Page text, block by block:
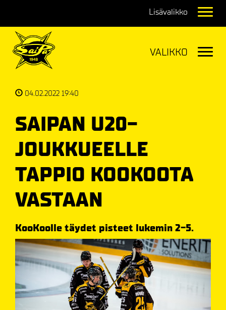
04.02.2022 19:40
SAIPAN U20-
JOUKKUEELLE
TAPPIO KOOKOOTA
VASTAAN
KooKoolle täydet pisteet lukemin 2-5.